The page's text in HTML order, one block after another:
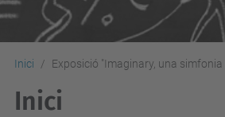
Inici Exposició "Imaginary, una
Inici